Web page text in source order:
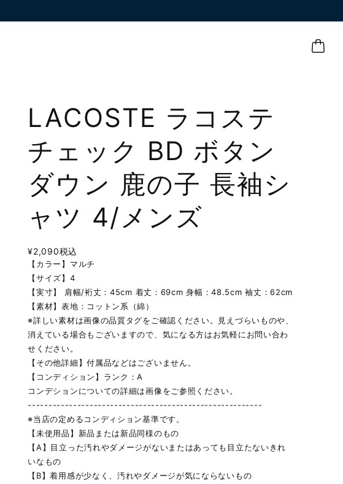
LACOSTE ラコステ
チェック BD ボタン
ダウン 鹿の子 長袖シ
ャツ 4/メンズ
¥2,090税込
【カラー】マルチ
【サイズ】4
【実寸】 肩幅/裄丈：45cm 着丈：69cm 身幅：48.5cm 袖丈：62cm
【素材】表地：コットン系（綿）
※詳しい素材は画像の品質タグをご確認ください。見えづらいものや、
消えている場合もございますので、気になる方はお気軽にお問い合わ
せください。
【その他詳細】付属品などはございません。
【コンディション】ランク：A
コンデションについての詳細は画像をご参照ください。
---------------------------------------------------------
※当店の定めるコンディション基準です。
【未使用品】新品または新品同様のもの
【A】目立った汚れやダメージがないまたはあっても目立たないきれ
いなもの
【B】着用感が少なく、汚れやダメージが気にならないもの